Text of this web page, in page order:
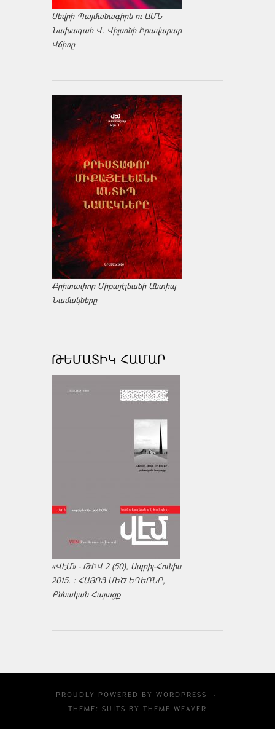
Սեվրի Պայմանագիրն ու ԱՄՆ
Նախագահ Վ. Վիլսոնի Իրավարար
Վճիռը
Քրիտափոր Միքայէլեանի Անտիպ
Նամակները
ԹԵՄԱՏԻԿ ՀԱՄԱՐ
«ՎԷՄ» - ԹԻՎ 2 (50), Ապրիլ-Հունիս
2015. : ՀԱՅՈՑ ՄԵԾ ԵՂԵՌՆԸ,
Քննական Հայացք
PROUDLY POWERED BY WORDPRESS
·
THEME: SUITS BY THEME WEAVER